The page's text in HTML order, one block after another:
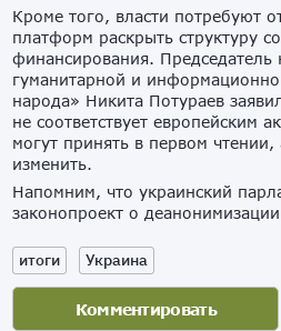
Кроме того, власти потребуют
платформ раскрыть структуру
финансирования. Председатель
гуманитарной и
народа» Никита Потураев
не соответствует европейским
могут принять в первом чтении,
изменить.
Напомним, что украинский
законопроект о
итоги Украина